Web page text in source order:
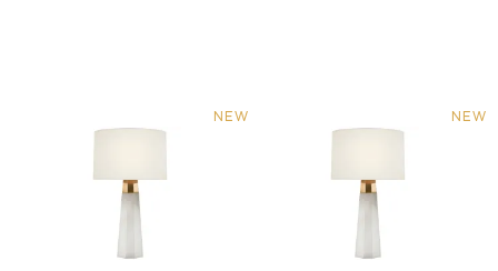
NEW NEW